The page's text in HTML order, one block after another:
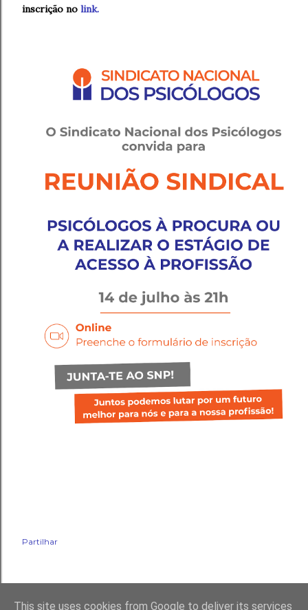
inscrição no link.
Partilhar
This site uses cookies from Google to deliver its services